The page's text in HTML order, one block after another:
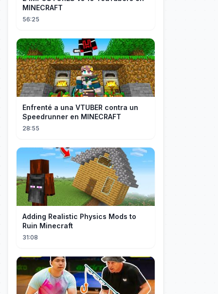
MINECRAFT
56:25
Enfrenté a una VTUBER contra un
Speedrunner en MINECRAFT
28:55
Adding Realistic Physics Mods to
Ruin Minecraft
31:08